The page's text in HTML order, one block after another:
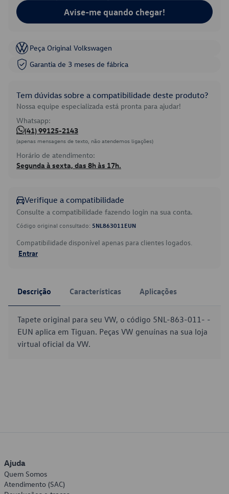
Avise-me quando chegar!
Peça Original Volkswagen
Garantia de 3 meses de fábrica
Tem dúvidas sobre a compatibilidade deste produto?
Nossa equipe especializada está pronta para ajudar!
Whatsapp:
(41) 99125-2143
(apenas mensagens de texto, não atendemos ligações)
Horário de atendimento:
Segunda à sexta, das 8h às 17h.
Verifique a compatibilidade
Consulte a compatibilidade fazendo login na sua conta.
Código original consultado: 5NL863011EUN
Compatibilidade disponível apenas para clientes logados.
Entrar
Descrição Características Aplicações
Tapete original para seu VW, o código 5NL-863-011- -
EUN aplica em Tiguan. Peças VW genuínas na sua loja
virtual oficial da VW.
Ajuda
Quem Somos
Atendimento (SAC)